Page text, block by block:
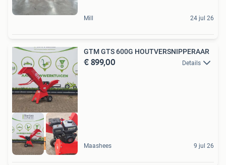
Mill 24 jul 26
ZEER NETTE STAAT
GTM GTS 600G HOUTVERSNIPPERAAR
€ 899,00 Details
Maashees 9 jul 26